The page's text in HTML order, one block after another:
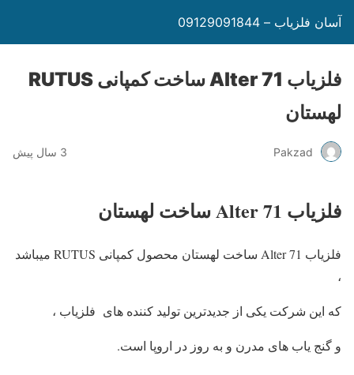
آسان فلزیاب – 09129091844
فلزیاب Alter 71 ساخت کمپانی RUTUS
لهستان
Pakzad 3 سال پیش
فلزیاب Alter 71 ساخت لهستان
فلزیاب Alter 71 ساخت لهستان محصول کمپانی RUTUS میباشد
،
که این شرکت یکی از جدیدترین تولید کننده های فلزیاب ،
و گنج یاب های مدرن و به روز در اروپا است.